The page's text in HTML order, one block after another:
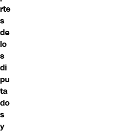
rte
s
de
lo
s
di
pu
ta
do
s
y